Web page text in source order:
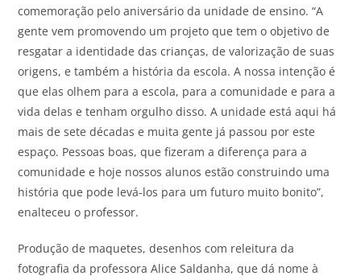
comemoração pelo aniversário da unidade de ensino. “A
gente vem promovendo um projeto que tem o objetivo de
resgatar a identidade das crianças, de valorização de suas
origens, e também a história da escola. A nossa intenção é
que elas olhem para a escola, para a comunidade e para a
vida delas e tenham orgulho disso. A unidade está aqui há
mais de sete décadas e muita gente já passou por este
espaço. Pessoas boas, que fizeram a diferença para a
comunidade e hoje nossos alunos estão construindo uma
história que pode levá-los para um futuro muito bonito”,
enalteceu o professor.
Produção de maquetes, desenhos com releitura da
fotografia da professora Alice Saldanha, que dá nome à